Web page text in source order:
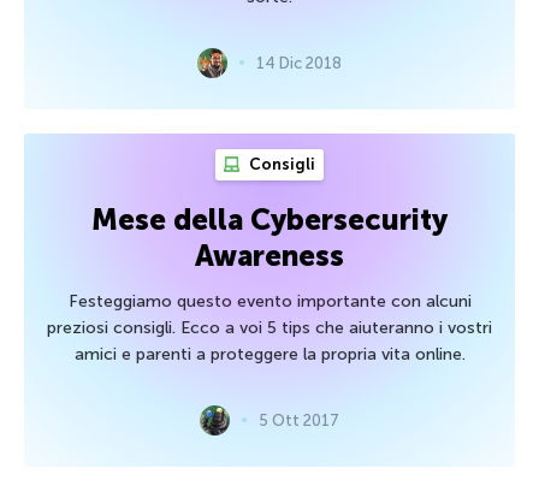
14 Dic 2018
Consigli
Mese della Cybersecurity
Awareness
Festeggiamo questo evento importante con alcuni
preziosi consigli. Ecco a voi 5 tips che aiuteranno i vostri
amici e parenti a proteggere la propria vita online.
5 Ott 2017